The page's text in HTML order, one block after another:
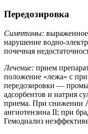
Передозировка
Симптомы:
нарушение водно-
почечная
Лечение: прием
положение «лежа» с
передозировки —
адсорбентов и натрия
приема. При снижении
ангиотензина II; при
Гемодиализ